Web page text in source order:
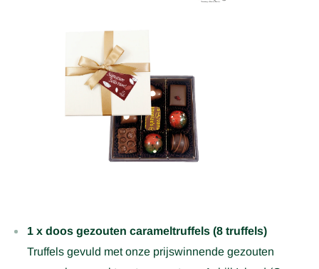
1 x doos gezouten carameltruffels (8 truffels)
Truffels gevuld met onze prijswinnende gezouten